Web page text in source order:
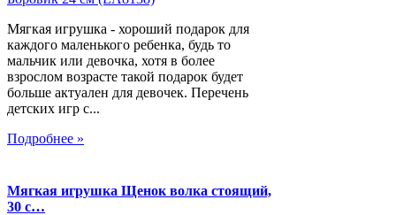
Мягкая игрушка - хороший подарок для
каждого маленького ребенка, будь то
мальчик или девочка, хотя в более
взрослом возрасте такой подарок будет
больше актуален для девочек. Перечень
детских игр с...
Подробнее »
Мягкая игрушка Щенок волка стоящий,
30 с…